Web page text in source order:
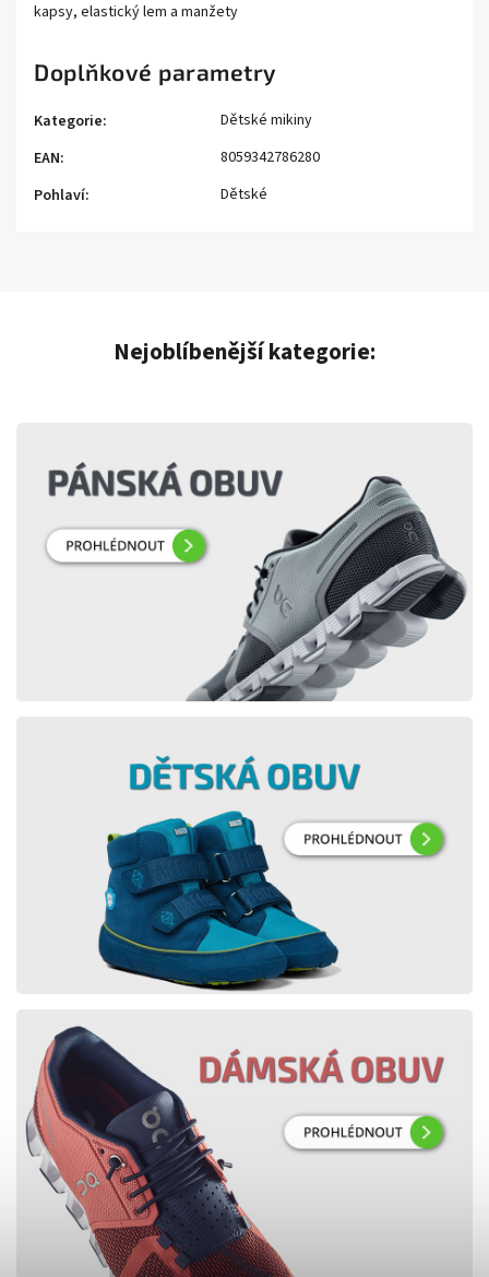
kapsy, elastický lem a manžety
Doplňkové parametry
Kategorie:
Dětské mikiny
EAN:
8059342786280
Pohlaví: Dětské
Nejoblíbenější kategorie: